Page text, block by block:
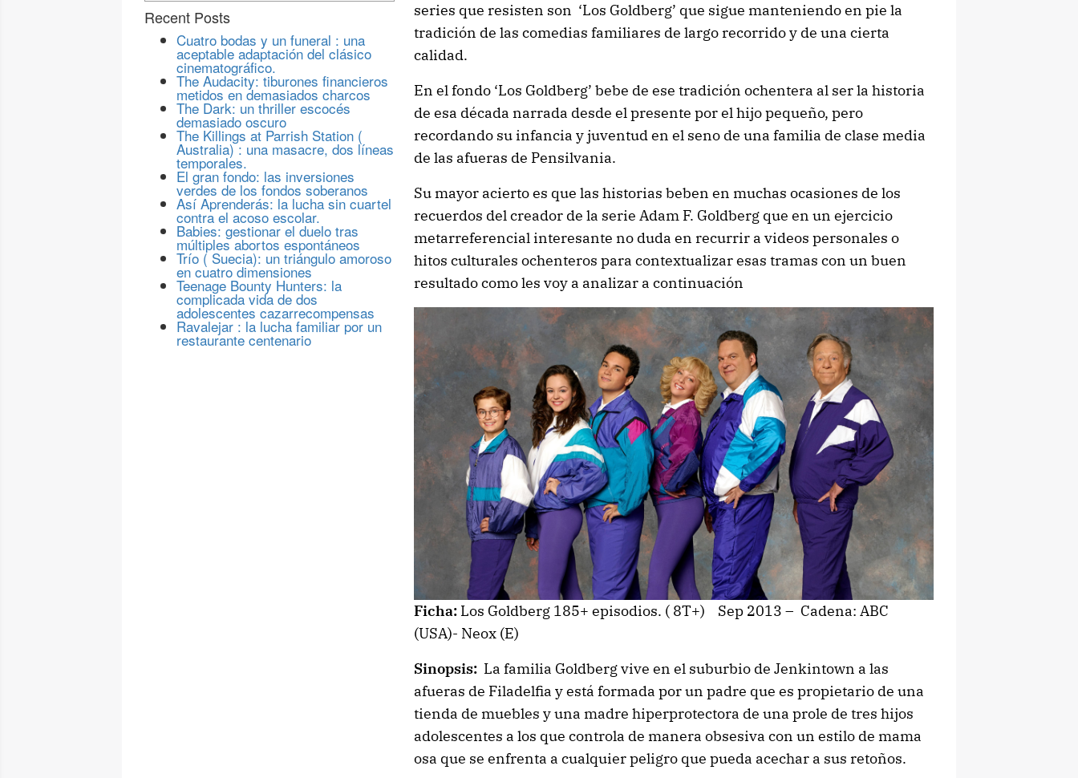
series que resisten son ‘Los Goldberg’ que sigue manteniendo en pie la
tradición de las comedias familiares de largo recorrido y de una cierta
calidad.
En el fondo ‘Los Goldberg’ bebe de ese tradición ochentera al ser la historia
de esa década narrada desde el presente por el hijo pequeño, pero
recordando su infancia y juventud en el seno de una familia de clase media
de las afueras de Pensilvania.
Su mayor acierto es que las historias beben en muchas ocasiones de los
recuerdos del creador de la serie Adam F. Goldberg que en un ejercicio
metarreferencial interesante no duda en recurrir a videos personales o
hitos culturales ochenteros para contextualizar esas tramas con un buen
resultado como les voy a analizar a continuación
Ficha:Los Goldberg 185+ episodios. ( 8T+) Sep 2013 – Cadena: ABC
(USA)- Neox (E)
Sinopsis:La familia Goldberg vive en el suburbio de Jenkintown a las
afueras de Filadelfia y está formada por un padre que es propietario de una
tienda de muebles y una madre hiperprotectora de una prole de tres hijos
adolescentes a los que controla de manera obsesiva con un estilo de mama
osa que se enfrenta a cualquier peligro que pueda acechar a sus retoños.
Recent Posts
Cuatro bodas y un funeral : una
aceptable adaptación del clásico
cinematográfico.
The Audacity: tiburones financieros
metidos en demasiados charcos
The Dark: un thriller escocés
demasiado oscuro
The Killings at Parrish Station (
Australia) : una masacre, dos líneas
temporales.
El gran fondo: las inversiones
verdes de los fondos soberanos
Así Aprenderás: la lucha sin cuartel
contra el acoso escolar.
Babies: gestionar el duelo tras
múltiples abortos espontáneos
Trío ( Suecia): un triángulo amoroso
en cuatro dimensiones
Teenage Bounty Hunters: la
complicada vida de dos
adolescentes cazarrecompensas
Ravalejar : la lucha familiar por un
restaurante centenario